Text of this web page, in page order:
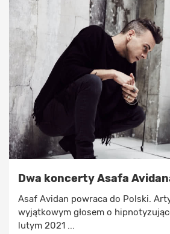
Dwa koncerty Asafa
Asaf Avidan powraca do Polski.
wyjątkowym głosem o
lutym 2021 ...